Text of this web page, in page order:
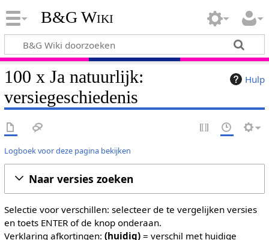
B&G Wiki
Hulp
100 x Ja natuurlijk:
versiegeschiedenis
Logboek voor deze pagina bekijken
Naar versies zoeken
Selectie voor verschillen: selecteer de te vergelijken versies
en toets ENTER of de knop onderaan.
Verklaring afkortingen: (huidig)= verschil met huidige